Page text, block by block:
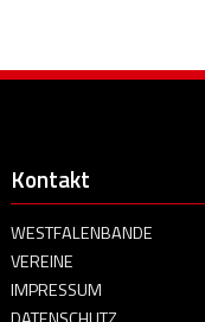
Kontakt
WESTFALENBANDE
VEREINE
IMPRESSUM